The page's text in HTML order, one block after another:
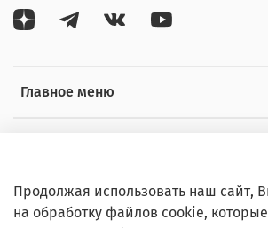
Главное меню
Продолжая использовать наш сайт,
на обработку файлов cookie,